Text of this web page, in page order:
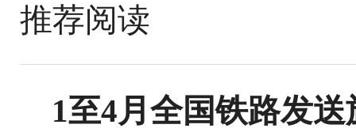
推荐阅读
1至4月全国铁路发